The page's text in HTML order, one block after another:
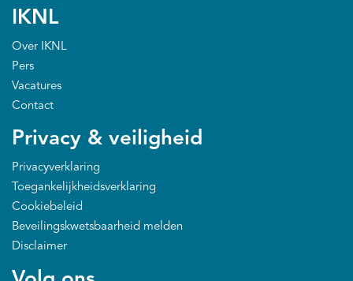
IKNL
Over IKNL
Pers
Vacatures
Contact
Privacy & veiligheid
Privacyverklaring
Toegankelijkheidsverklaring
Cookiebeleid
Beveilingskwetsbaarheid melden
Disclaimer